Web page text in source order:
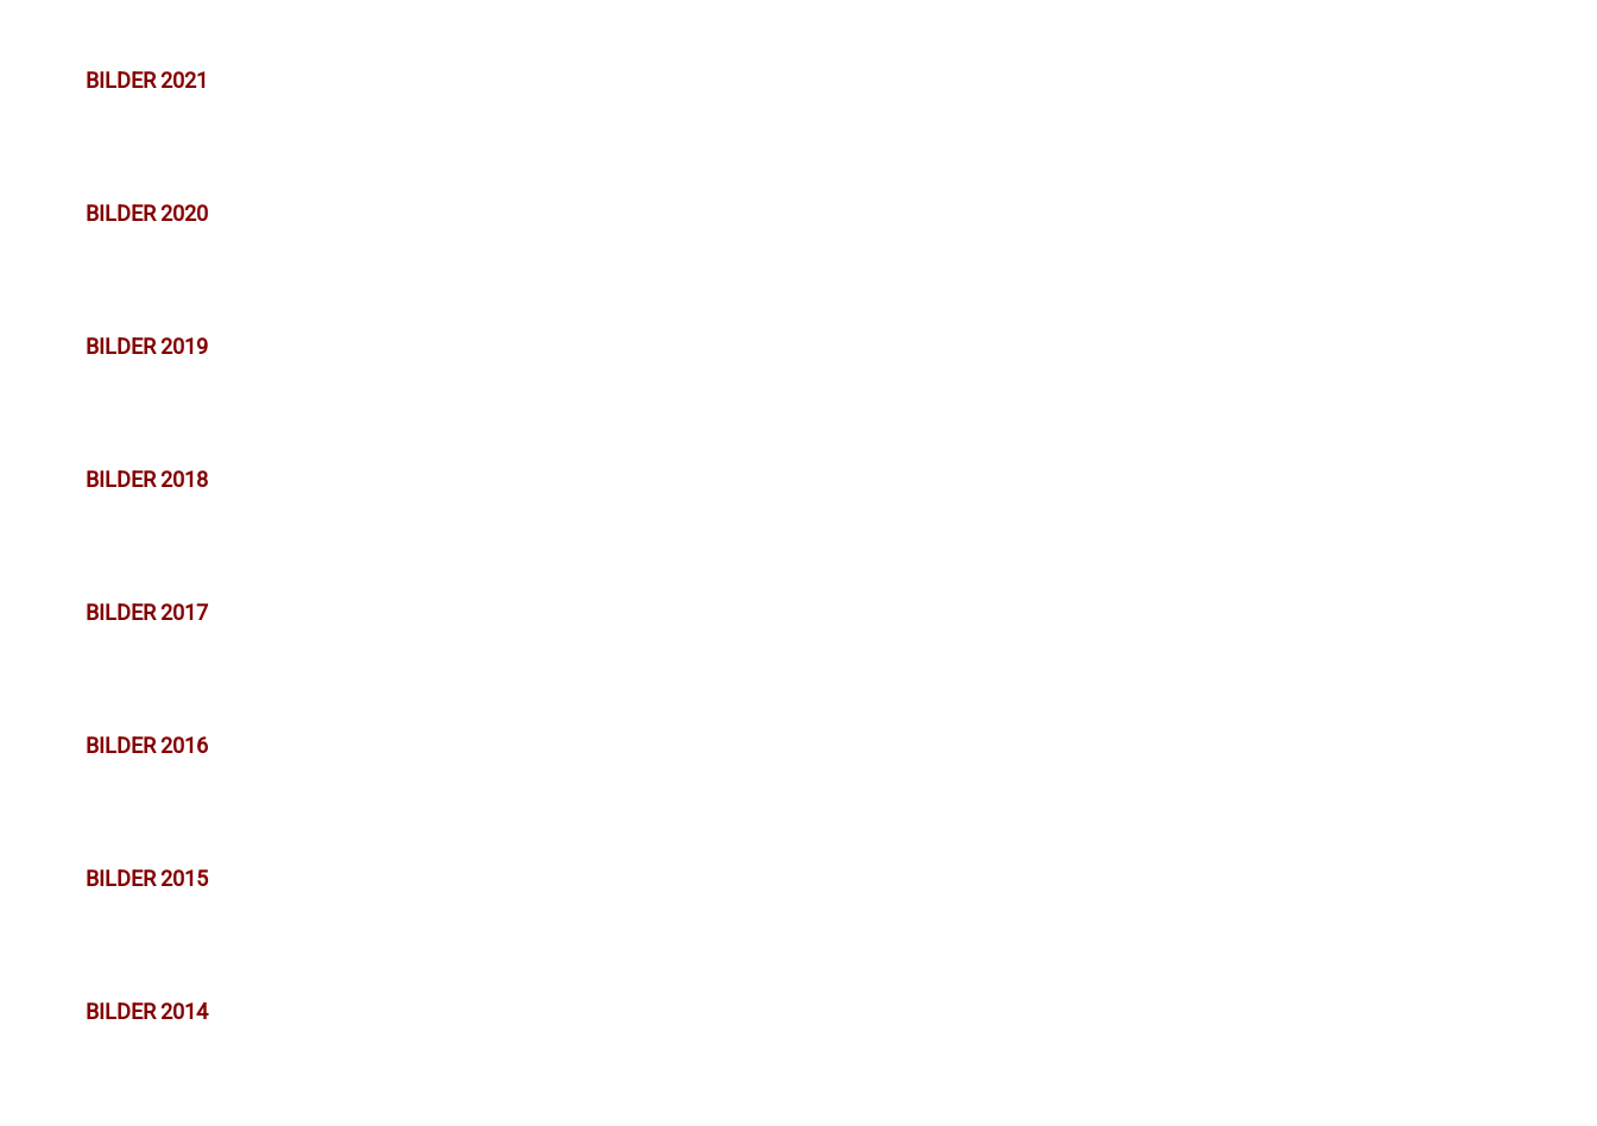
BILDER 2021
BILDER 2020
BILDER 2019
BILDER 2018
BILDER 2017
BILDER 2016
BILDER 2015
BILDER 2014